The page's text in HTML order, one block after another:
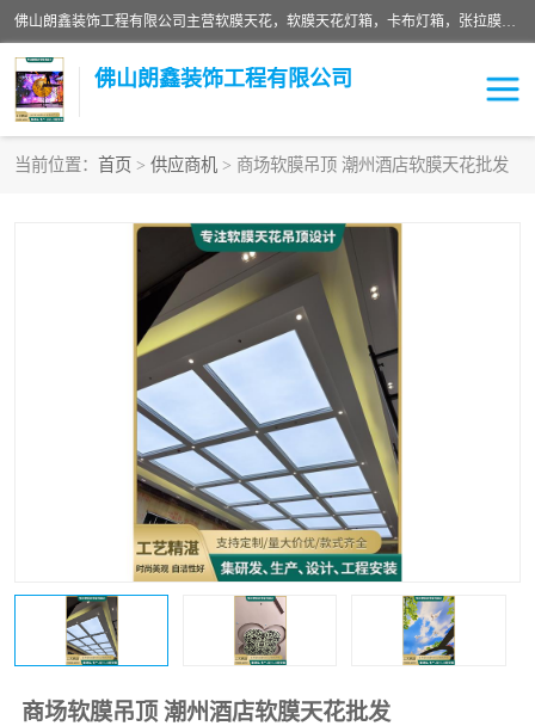
佛山朗鑫装饰工程有限公司主营软膜天花，软膜天花灯箱，卡布灯箱，张拉膜等产品，价格实惠，支持定制；公司专业装饰铺面，家居，会展特装，软膜等工程，技能精良人员，安装快、价格合理，质量保证、热诚与各方有识人士合作，欢迎新老客户来电咨询。
佛山朗鑫装饰工程有限公司
当前位置： 首页 > 供应商机 > 商场软膜吊顶 潮州酒店软膜天花批发
商场软膜吊顶 潮州酒店软膜天花批发
软膜吊顶